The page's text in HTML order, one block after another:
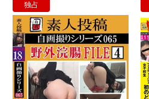
独占
素